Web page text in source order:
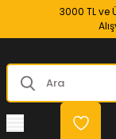
3000 TL ve